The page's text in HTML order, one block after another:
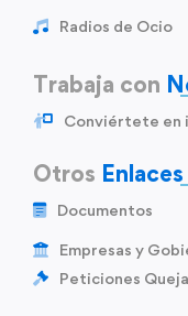
Radios de Ocio
Trabaja con
Conviértete en
Otros Enlaces
Documentos
Empresas y
Peticiones